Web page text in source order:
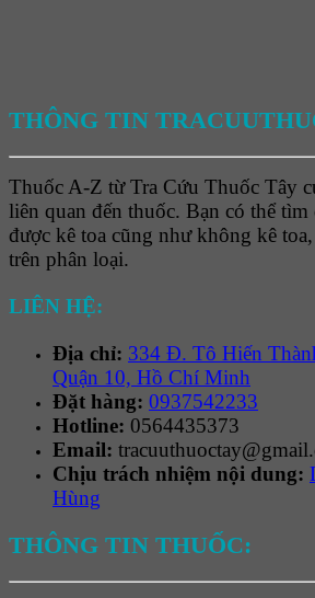
THÔNG TIN
Thuốc A-Z từ Tra Cứu Thuốc Tây
liên quan đến thuốc. Bạn có thể tìm
được kê toa cũng như không kê
trên phân loại.
LIÊN HỆ:
Địa chỉ: 334 Đ. Tô Hiến
Quận 10, Hồ Chí Minh
Đặt hàng: 0937542233
Hotline: 0564435373
Email:
Chịu trách nhiệm nội dung:
Hùng
THÔNG TIN THUỐC: